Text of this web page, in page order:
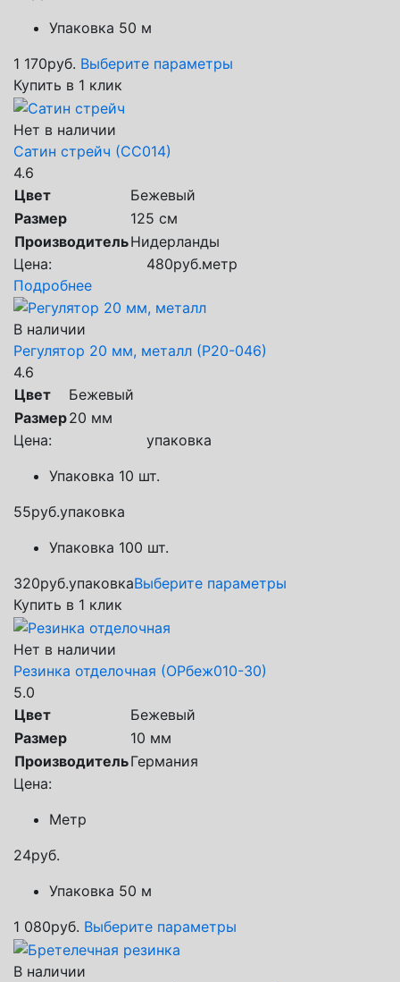
Упаковка 50 м
1 170руб. Выберите параметры
Купить в 1 клик
Нет в наличии
Сатин стрейч (СС014)
4.6
Цвет
Бежевый
Размер
125 см
ПроизводительНидерланды
Цена:
480руб.метр
Подробнее
В наличии
Регулятор 20 мм, металл (Р20-046)
4.6
Цвет
Бежевый
Размер20 мм
Цена:
упаковка
Упаковка 10 шт.
55руб.упаковка
Упаковка 100 шт.
320руб.упаковкаВыберите параметры
Купить в 1 клик
Нет в наличии
Резинка отделочная (ОРбеж010-30)
5.0
Цвет
Бежевый
Размер
10 мм
ПроизводительГермания
Цена:
Метр
24руб.
Упаковка 50 м
1 080руб. Выберите параметры
В наличии